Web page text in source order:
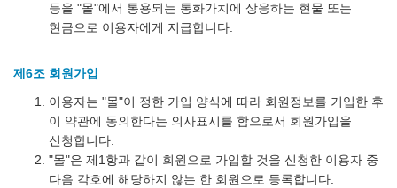
등을 "몰"에서 통용되는 통화가치에 상응하는 현물 또는
현금으로 이용자에게 지급합니다.
제6조 회원가입
이용자는 "몰"이 정한 가입 양식에 따라 회원정보를 기입한 후
이 약관에 동의한다는 의사표시를 함으로서 회원가입을
신청합니다.
"몰"은 제1항과 같이 회원으로 가입할 것을 신청한 이용자 중
다음 각호에 해당하지 않는 한 회원으로 등록합니다.